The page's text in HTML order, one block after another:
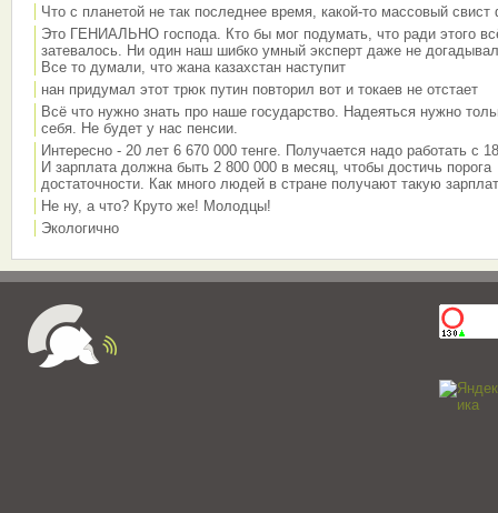
Что с планетой не так последнее время, какой-то массовый свист
Это ГЕНИАЛЬНО господа. Кто бы мог подумать, что ради этого
затевалось. Ни один наш шибко умный эксперт даже не
Все то думали, что жана казахстан наступит
нан придумал этот трюк путин повторил вот и токаев не отстает
Всё что нужно знать про наше государство. Надеяться нужно
себя. Не будет у нас пенсии.
Интересно - 20 лет 6 670 000 тенге. Получается надо работать с
И зарплата должна быть 2 800 000 в месяц, чтобы достичь порога
достаточности. Как много людей в стране получают такую
Не ну, а что? Круто же! Молодцы!
Экологично